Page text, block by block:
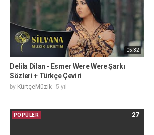
05:32
Delila Dilan - Esmer Were Were Şarkı
Sözleri + Türkçe Çeviri
by KürtçeMüzik 5 yıl
27
POPÜLER